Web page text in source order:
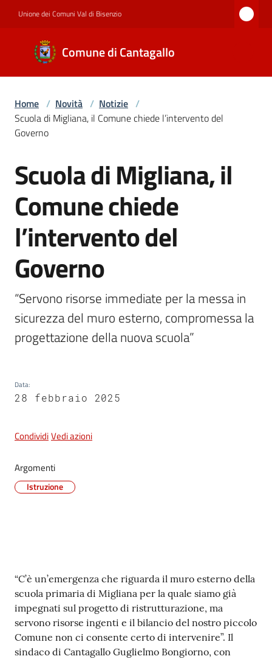
Unione dei Comuni Val di Bisenzio
Comune di Cantagallo
Comune di
Cantagallo
Amministrazione
Servizi
Documenti
e
Argomenti
Seguici
Home / Novità / Notizie /
Scuola di Migliana, il Comune chiede l’intervento del
Governo
Salta al contenuto
Scuola di Migliana, il
Comune chiede
l’intervento del
Governo
“Servono risorse immediate per la messa in
sicurezza del muro esterno, compromessa la
progettazione della nuova scuola”
Data:
28 febbraio 2025
CondividiVedi azioni
Argomenti
Istruzione
Contenuto
“C’è un’emergenza che riguarda il muro esterno della
scuola primaria di Migliana per la quale siamo già
impegnati sul progetto di ristrutturazione, ma
servono risorse ingenti e il bilancio del nostro piccolo
Comune non ci consente certo di intervenire”. Il
sindaco di Cantagallo Guglielmo Bongiorno, con